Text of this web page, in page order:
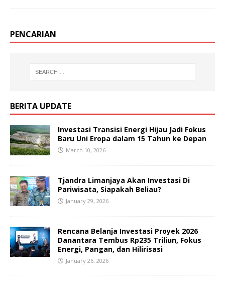
PENCARIAN
BERITA UPDATE
Investasi Transisi Energi Hijau Jadi Fokus
Baru Uni Eropa dalam 15 Tahun ke Depan
March 10, 2026
Tjandra Limanjaya Akan Investasi Di
Pariwisata, Siapakah Beliau?
January 29, 2026
Rencana Belanja Investasi Proyek 2026
Danantara Tembus Rp235 Triliun, Fokus
Energi, Pangan, dan Hilirisasi
January 26, 2026